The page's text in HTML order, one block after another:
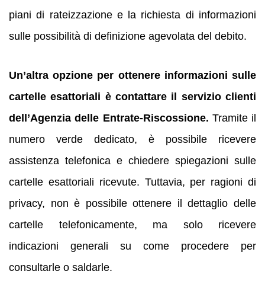
piani di rateizzazione e la richiesta di informazioni
sulle possibilità di definizione agevolata del debito.
Un’altra opzione per ottenere informazioni sulle
cartelle esattoriali è contattare il servizio clienti
dell’Agenzia delle Entrate-Riscossione. Tramite il
numero verde dedicato, è possibile ricevere
assistenza telefonica e chiedere spiegazioni sulle
cartelle esattoriali ricevute. Tuttavia, per ragioni di
privacy, non è possibile ottenere il dettaglio delle
cartelle telefonicamente, ma solo ricevere
indicazioni generali su come procedere per
consultarle o saldarle.